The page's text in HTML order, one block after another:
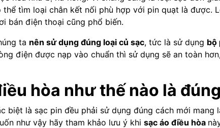
tìm loại chân kết nối phù hợp với pin quạt là được.
bán điện thoại cũng phổ biến.
ta nên sử dụng đúng loại củ sạc, tức là sử dụng bộ
điện được nạp vào chuẩn thì sử dụng sẽ an toàn
hòa như thế nào là
là sạc pin đều phải sử dụng đúng cách mới mang
như vậy hãy tham khảo lưu ý khi sạc áo điều hòa